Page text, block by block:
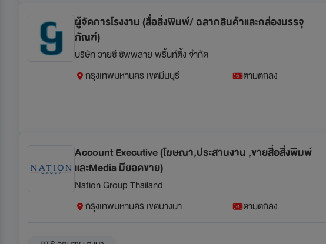
ผู้จัดการโรงงาน (สื่อสิ่งพิมพ์/ ฉลากสินค้าและกล่องบรรจุ
ภัณฑ์)
บริษัท วายซี ซัพพลาย พริ้นท์ติ้ง จำกัด
กรุงเทพมหานคร เขตมีนบุรี ตามตกลง
Account Executive (โฆษณา,ประสานงาน ,ขายสื่อสิ่งพิมพ์
และMedia มียอดขาย)
Nation Group Thailand
กรุงเทพมหานคร เขตบางนา ตามตกลง